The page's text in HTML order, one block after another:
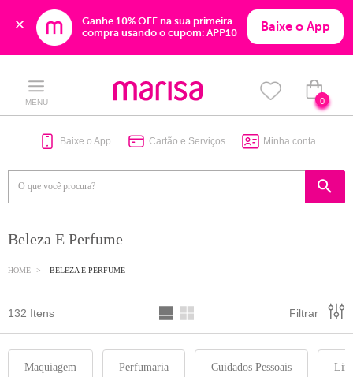
Ganhe 10% OFF na sua primeira
compra usando o cupom: APP10
Baixe o App
content
navigation
MENU 0
Baixe o App Cartão e Serviços Minha conta
Beleza E Perfume
HOME BELEZA E PERFUME
132 Itens Filtrar
Maquiagem Perfumaria Cuidados Pessoais